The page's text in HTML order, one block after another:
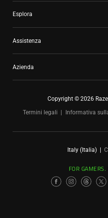
Esplora
Assistenza
Azienda
Copyright © 2026
Termini legali
Informativa
Italy (Italia)|
FOR